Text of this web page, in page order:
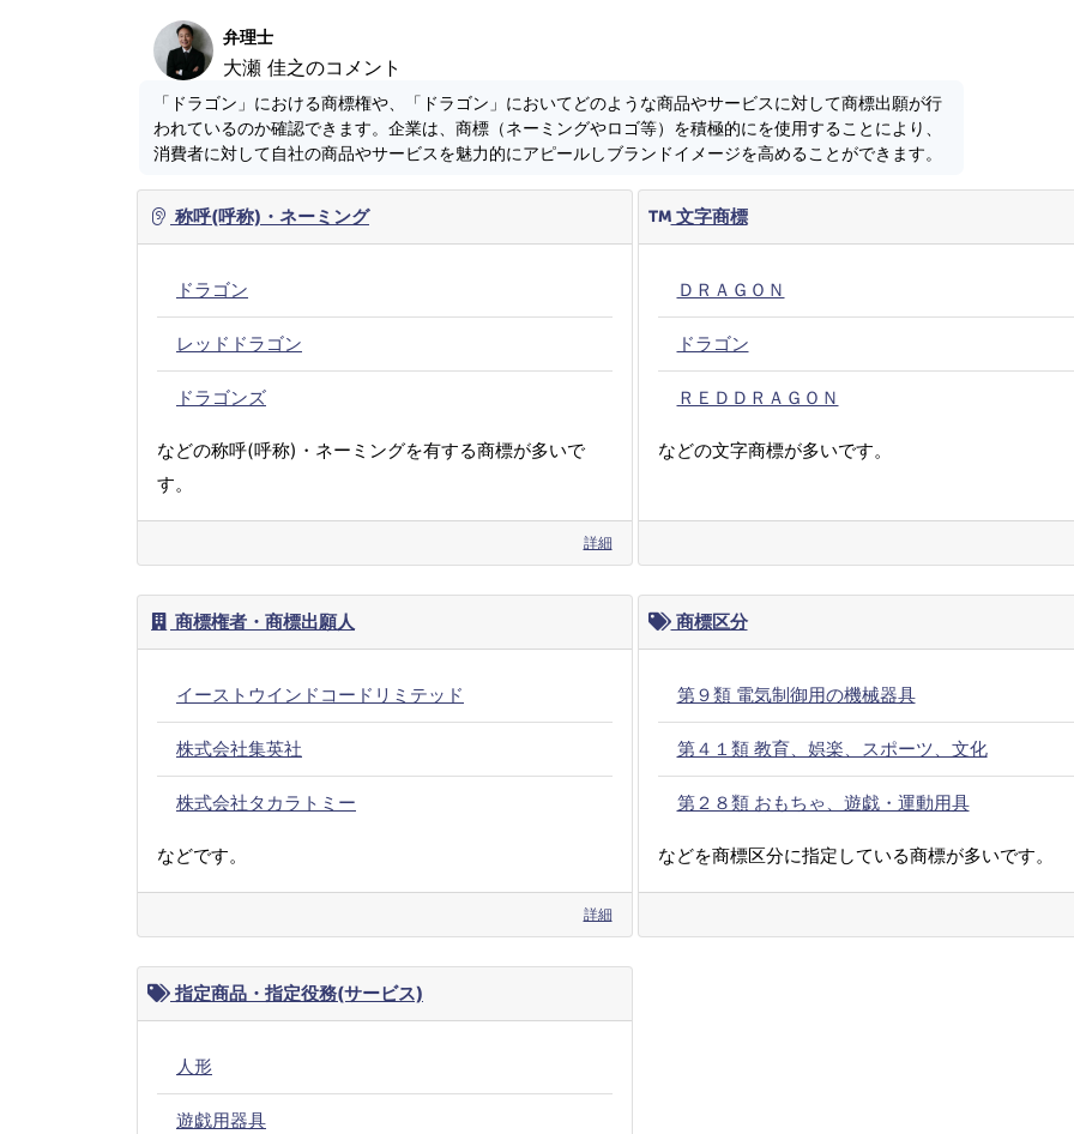
弁理士
大瀬 佳之のコメント
「ドラゴン」における商標権や、「ドラゴン」においてどのような商品やサービスに対して商標出願が行
われているのか確認できます。企業は、商標（ネーミングやロゴ等）を積極的にを使用することにより、
消費者に対して自社の商品やサービスを魅力的にアピールしブランドイメージを高めることができます。
称呼(呼称)・ネーミング
ドラゴン
レッドドラゴン
ドラゴンズ
などの称呼(呼称)・ネーミングを有する商標が多いで
す。
詳細
文字商標
ＤＲＡＧＯＮ
ドラゴン
ＲＥＤＤＲＡＧＯＮ
などの文字商標が多いです。
商標権者・商標出願人
イーストウインドコードリミテッド
株式会社集英社
株式会社タカラトミー
などです。
詳細
商標区分
第９類 電気制御用の機械器具
第４１類 教育、娯楽、スポーツ、文化
第２８類 おもちゃ、遊戯・運動用具
などを商標区分に指定している商標が多いです。
指定商品・指定役務(サービス)
人形
遊戯用器具